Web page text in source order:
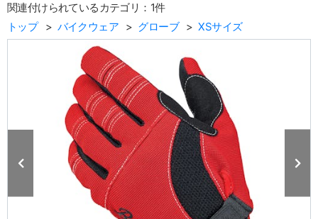
関連付けられているカテゴリ：1件
トップ
バイクウェア グローブ XSサイズ